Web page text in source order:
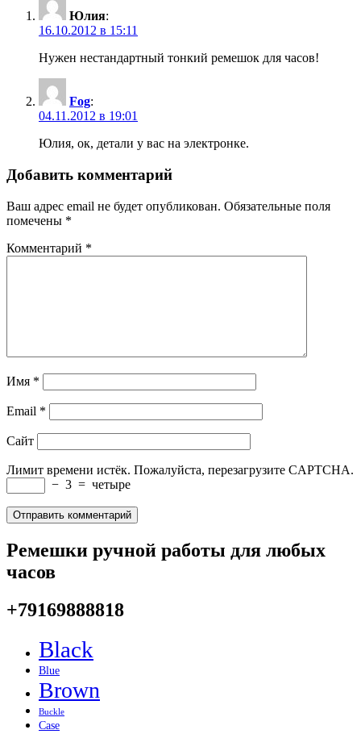
Юлия:
16.10.2012 в 15:11
Нужен нестандартный тонкий ремешок для часов!
Fog:
04.11.2012 в 19:01
Юлия, ок, детали у вас на электронке.
Добавить комментарий
Ваш адрес email не будет опубликован. Обязательные поля
помечены *
Комментарий *
Имя *
Email *
Сайт
Лимит времени истёк. Пожалуйста, перезагрузите CAPTCHA.
− 3 = четыре
Ремешки ручной работы для любых
часов
+79169888818
Black
Blue
Brown
Buckle
Case